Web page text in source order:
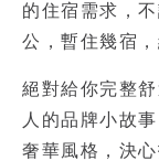
的住宿需求，
公，暫住幾宿
絕對給你完整
人的品牌小故
奢華風格，決